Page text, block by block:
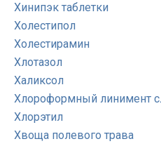
Хинипэк таблетки
Холестипол
Холестирамин
Хлотазол
Халиксол
Хлороформный линимент
Хлорэтил
Хвоща полевого трава